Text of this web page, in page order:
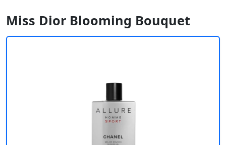
Miss Dior Blooming Bouquet